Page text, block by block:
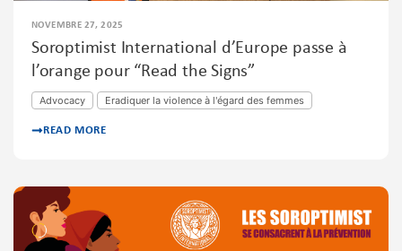
NOVEMBRE 27, 2025
Soroptimist International d’Europe passe à
l’orange pour “Read the Signs”
Advocacy Eradiquer la violence à l'égard des femmes
READ MORE